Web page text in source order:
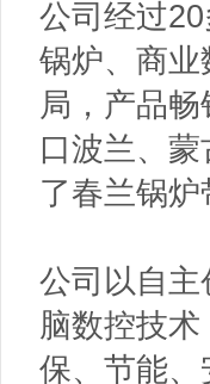
公司经过
锅炉、商
局，产品
口波兰、
了春兰锅炉
公司以自
脑数控技
保、节能、